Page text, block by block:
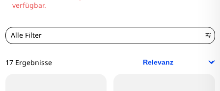
verfügbar.
Alle Filter
17 Ergebnisse